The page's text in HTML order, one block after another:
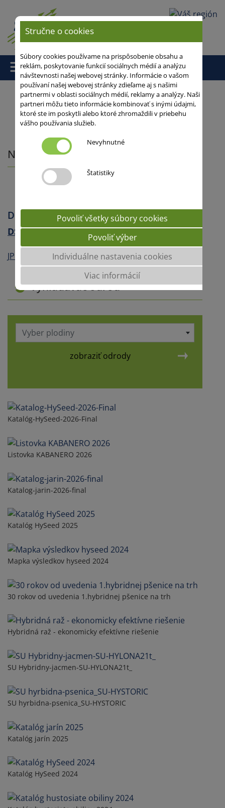
Vaša oblasť
Domov// Náš tím
Vyhľadávač odrôd
Vyber plodiny
zobraziť odrody
Katalóg-HySeed-2026-Final
Listovka KABANERO 2026
Katalog-jarin-2026-final
Katalóg HySeed 2025
Mapka výsledkov hyseed 2024
30 rokov od uvedenia 1.hybridnej pšenice na trh
Hybridná raž - ekonomicky efektívne riešenie
SU Hybridny-jacmen-SU-HYLONA21t_
SU hyrbidna-psenica_SU-HYSTORIC
Katalóg jarín 2025
Katalóg HySeed 2024
Náš tím
Downloads
DSC 9044.jpg
JPG 1.6 MB
Stručne o cookies
Súbory cookies používame na prispôsobenie obsahu a
reklám, poskytovanie funkcií sociálnych médií a analýzu
návštevnosti našej webovej stránky. Informácie o vašom
používaní našej webovej stránky zdieľame aj s našimi
partnermi v oblasti sociálnych médií, reklamy a analýzy. Naši
partneri môžu tieto informácie kombinovať s inými údajmi,
ktoré ste im poskytli alebo ktoré zhromaždili v priebehu
vášho používania služieb.
Nevyhnutné
Štatistiky
Povoliť všetky súbory cookies
Povoliť výber
Individuálne nastavenia cookies
Viac informácií